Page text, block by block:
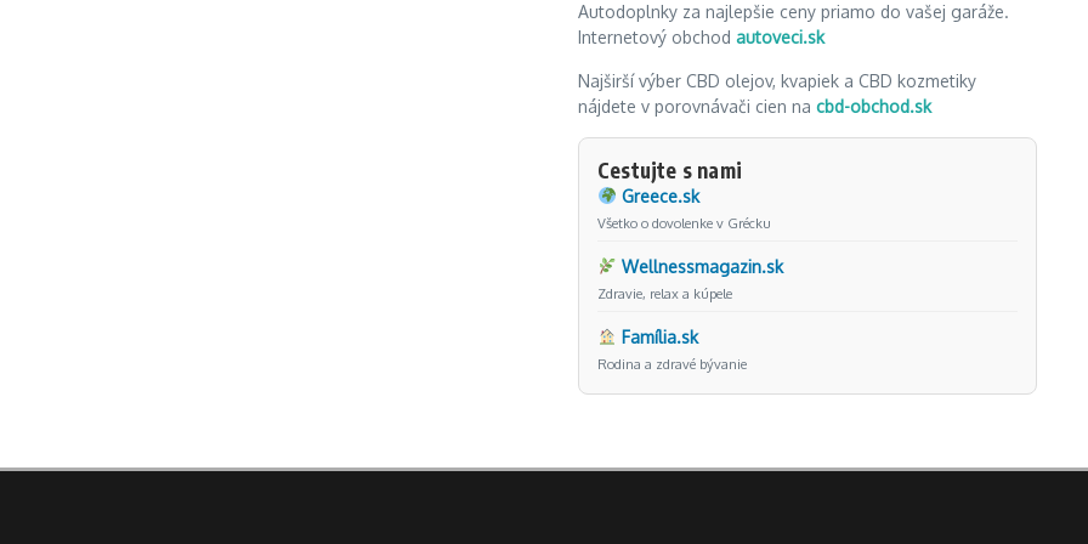
Autodoplnky za najlepšie ceny priamo do vašej garáže.
Internetový obchod autoveci.sk
Najširší výber CBD olejov, kvapiek a CBD kozmetiky
nájdete v porovnávači cien na cbd-obchod.sk
Cestujte s nami
Greece.sk
Všetko o dovolenke v Grécku
Wellnessmagazin.sk
Zdravie, relax a kúpele
Família.sk
Rodina a zdravé bývanie